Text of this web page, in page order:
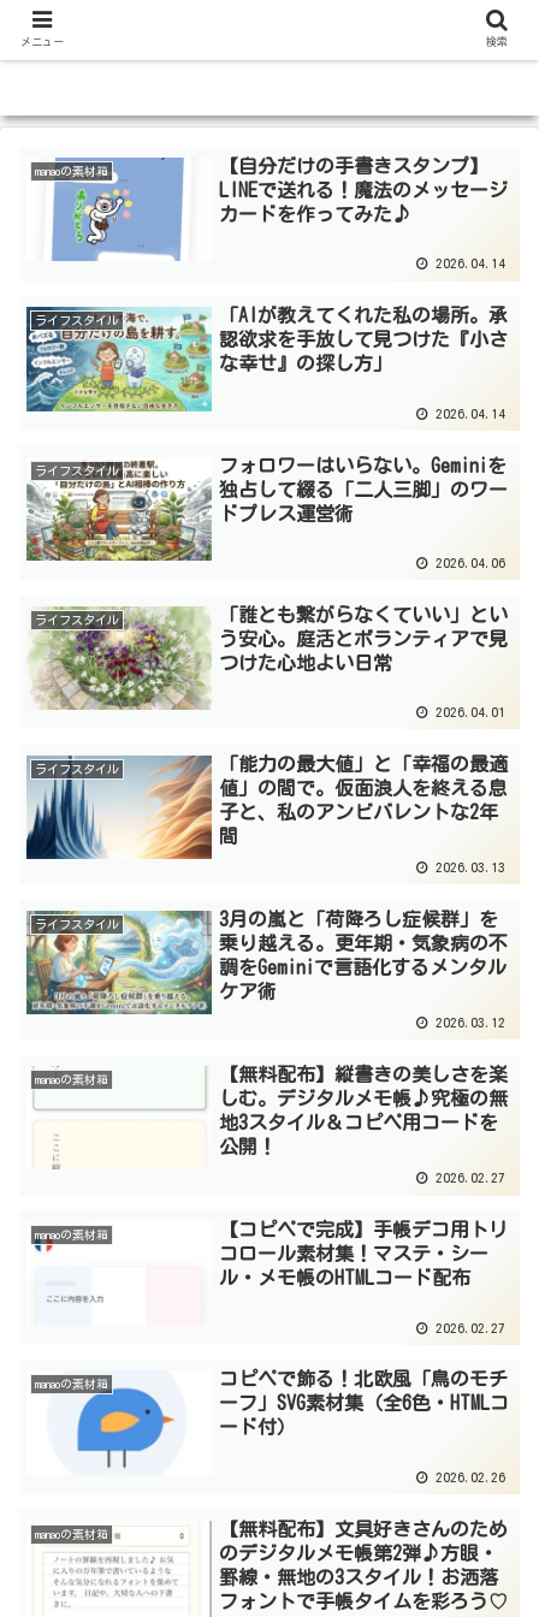
manaoの素材箱
【自分だけの手書きスタンプ】
LINEで送れる！魔法のメッセージ
カードを作ってみた♪
2026.04.14
ライフスタイル
「AIが教えてくれた私の場所。承
認欲求を手放して見つけた『小さ
な幸せ』の探し方」
2026.04.14
ライフスタイル
フォロワーはいらない。Geminiを
独占して綴る「二人三脚」のワー
ドプレス運営術
2026.04.06
ライフスタイル
「誰とも繋がらなくていい」とい
う安心。庭活とボランティアで見
つけた心地よい日常
2026.04.01
ライフスタイル
「能力の最大値」と「幸福の最適
値」の間で。仮面浪人を終える息
子と、私のアンビバレントな2年
間
2026.03.13
ライフスタイル
3月の嵐と「荷降ろし症候群」を
乗り越える。更年期・気象病の不
調をGeminiで言語化するメンタル
ケア術
2026.03.12
manaoの素材箱
【無料配布】縦書きの美しさを楽
しむ。デジタルメモ帳♪究極の無
地3スタイル＆コピペ用コードを
公開！
2026.02.27
manaoの素材箱
【コピペで完成】手帳デコ用トリ
コロール素材集！マステ・シー
ル・メモ帳のHTMLコード配布
2026.02.27
manaoの素材箱
コピペで飾る！北欧風「鳥のモチ
ーフ」SVG素材集（全6色・HTMLコ
ード付）
2026.02.26
manaoの素材箱
【無料配布】文具好きさんのため
のデジタルメモ帳第2弾♪方眼・
罫線・無地の3スタイル！お洒落
フォントで手帳タイムを彩ろう♡
メニュー 検索